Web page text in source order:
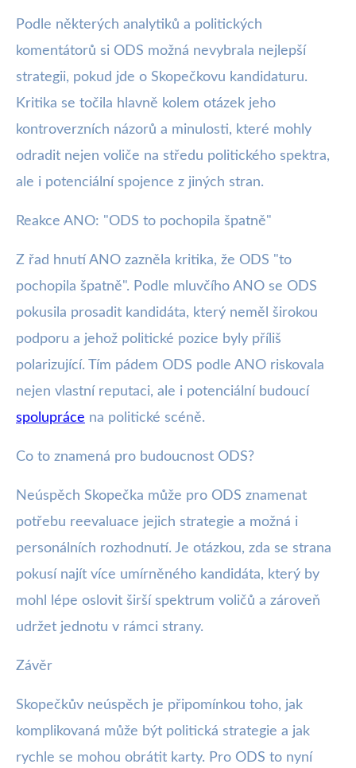
Podle některých analytiků a politických
komentátorů si ODS možná nevybrala nejlepší
strategii, pokud jde o Skopečkovu kandidaturu.
Kritika se točila hlavně kolem otázek jeho
kontroverzních názorů a minulosti, které mohly
odradit nejen voliče na středu politického spektra,
ale i potenciální spojence z jiných stran.
Reakce ANO: "ODS to pochopila špatně"
Z řad hnutí ANO zazněla kritika, že ODS "to
pochopila špatně". Podle mluvčího ANO se ODS
pokusila prosadit kandidáta, který neměl širokou
podporu a jehož politické pozice byly příliš
polarizující. Tím pádem ODS podle ANO riskovala
nejen vlastní reputaci, ale i potenciální budoucí
spolupráce na politické scéně.
Co to znamená pro budoucnost ODS?
Neúspěch Skopečka může pro ODS znamenat
potřebu reevaluace jejich strategie a možná i
personálních rozhodnutí. Je otázkou, zda se strana
pokusí najít více umírněného kandidáta, který by
mohl lépe oslovit širší spektrum voličů a zároveň
udržet jednotu v rámci strany.
Závěr
Skopečkův neúspěch je připomínkou toho, jak
komplikovaná může být politická strategie a jak
rychle se mohou obrátit karty. Pro ODS to nyní